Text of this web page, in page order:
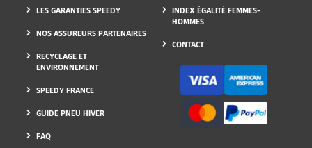
LES GARANTIES SPEEDY
NOS ASSUREURS PARTENAIRES
RECYCLAGE ET
ENVIRONNEMENT
SPEEDY FRANCE
GUIDE PNEU HIVER
FAQ
INDEX ÉGALITÉ FEMMES-
HOMMES
CONTACT